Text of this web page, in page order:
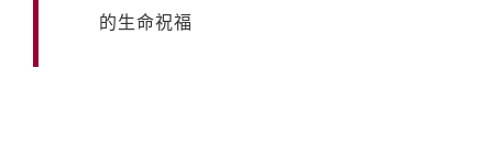
的生命祝福